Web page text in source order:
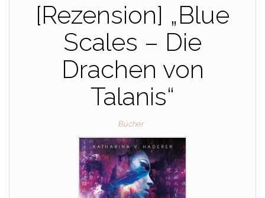
[Rezension] „Blue
Scales – Die
Drachen von
Talanis“
Bücher